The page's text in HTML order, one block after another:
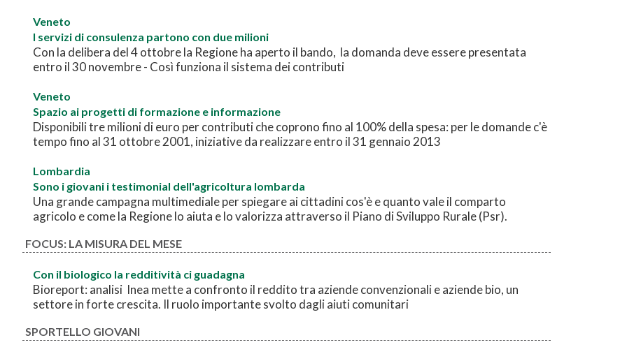
Veneto
I servizi di consulenza partono con due milioni
Con la delibera del 4 ottobre la Regione ha aperto il bando, la domanda deve essere presentata
entro il 30 novembre - Così funziona il sistema dei contributi
Veneto
Spazio ai progetti di formazione e informazione
Disponibili tre milioni di euro per contributi che coprono fino al 100% della spesa: per le domande c'è
tempo fino al 31 ottobre 2001, iniziative da realizzare entro il 31 gennaio 2013
Lombardia
Sono i giovani i testimonial dell'agricoltura lombarda
Una grande campagna multimediale per spiegare ai cittadini cos'è e quanto vale il comparto
agricolo e come la Regione lo aiuta e lo valorizza attraverso il Piano di Sviluppo Rurale (Psr).
FOCUS: LA MISURA DEL MESE
Con il biologico la redditività ci guadagna
Bioreport: analisi Inea mette a confronto il reddito tra aziende convenzionali e aziende bio, un
settore in forte crescita. Il ruolo importante svolto dagli aiuti comunitari
SPORTELLO GIOVANI